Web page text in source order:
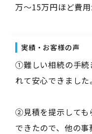
万～15万円ほど費用
実績・お客様の声
①難しい相続の手続
れて安心できました。
②見積を提示しても
できたので、他の事